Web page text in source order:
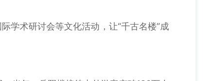
术研讨会等文化活动，让“千古名楼”成